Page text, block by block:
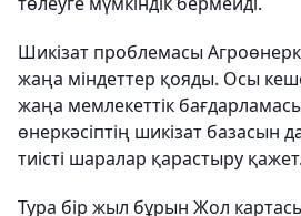
Шикізат проблемасы
жаңа міндеттер қояды. Осы
жаңа мемлекеттік
өнеркәсіптің шикізат базасын
тиісті шаралар қарастыру қажет.
Тура бір жыл бұрын Жол